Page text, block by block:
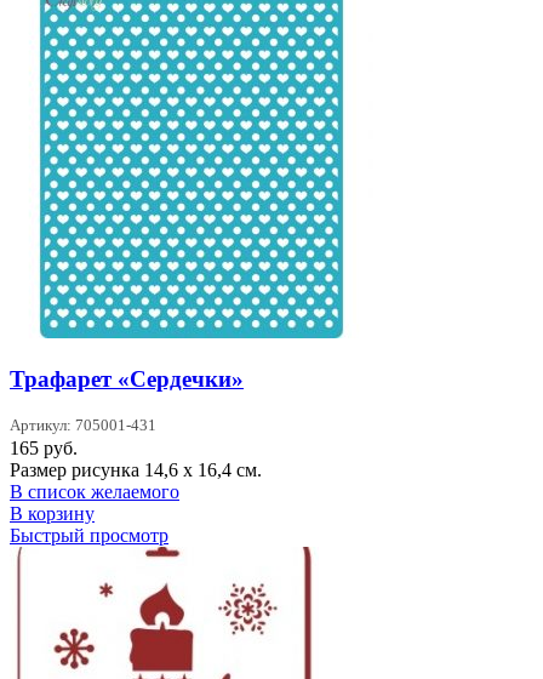
Трафарет «Сердечки»
Артикул: 705001-431
165 руб.
Размер рисунка 14,6 х 16,4 см.
В список желаемого
В корзину
Быстрый просмотр